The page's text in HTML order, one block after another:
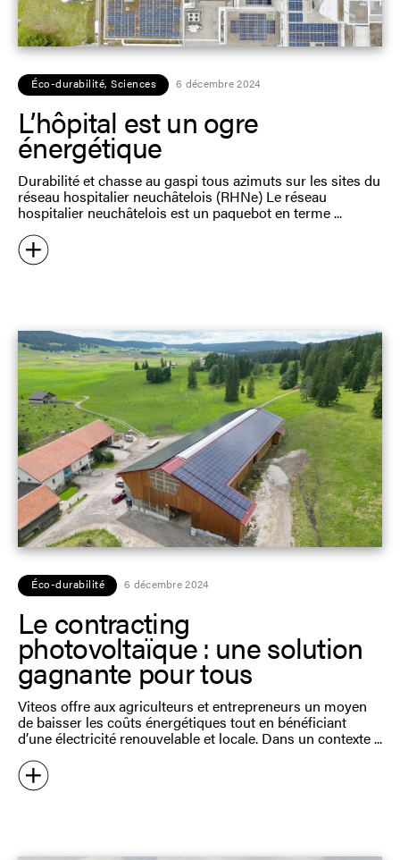
Éco-durabilité, Sciences 6 décembre 2024
L’hôpital est un ogre
énergétique
Durabilité et chasse au gaspi tous azimuts sur les sites du
réseau hospitalier neuchâtelois (RHNe) Le réseau
hospitalier neuchâtelois est un paquebot en terme
Éco-durabilité 6 décembre 2024
Le contracting
photovoltaïque : une solution
gagnante pour tous
Viteos offre aux agriculteurs et entrepreneurs un moyen
de baisser les coûts énergétiques tout en bénéficiant
d’une électricité renouvelable et locale. Dans un contexte